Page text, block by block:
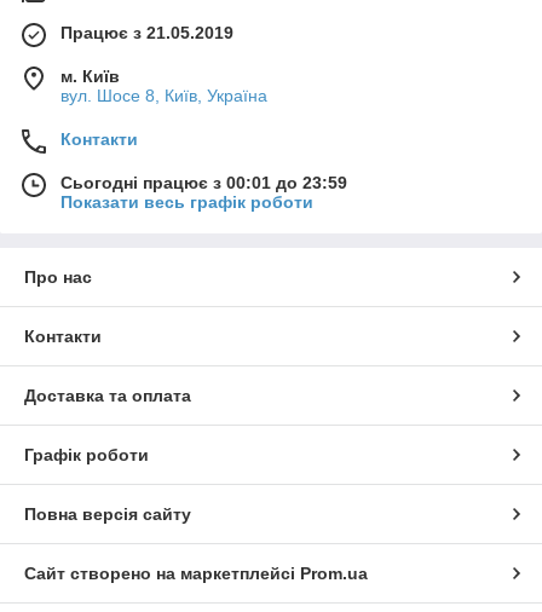
Працює з 21.05.2019
м. Київ
вул. Шосе 8, Київ, Україна
Контакти
Сьогодні працює з 00:01 до 23:59
Показати весь графік роботи
Про нас
Контакти
Доставка та оплата
Графік роботи
Повна версія сайту
Сайт створено на маркетплейсі Prom.ua